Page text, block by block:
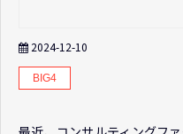
2024-12-10
BIG4